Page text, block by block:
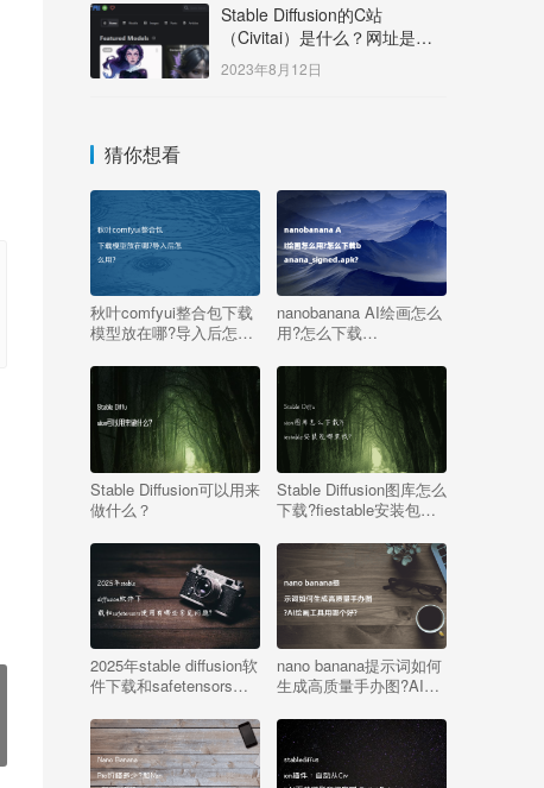
Stable Diffusion的C站
（Civitai）是什么？网址是多
少？
2023年8月12日
猜你想看
秋叶comfyui整合包下载
模型放在哪?导入后怎么
nanobanana AI绘画怎么
用?怎么下载
Stable Diffusion可以用来
做什么？
Stable Diffusion图库怎么
下载?fiestable安装包哪
2025年stable diffusion软
件下载和safetensors使
nano banana提示词如何
生成高质量手办图?AI绘